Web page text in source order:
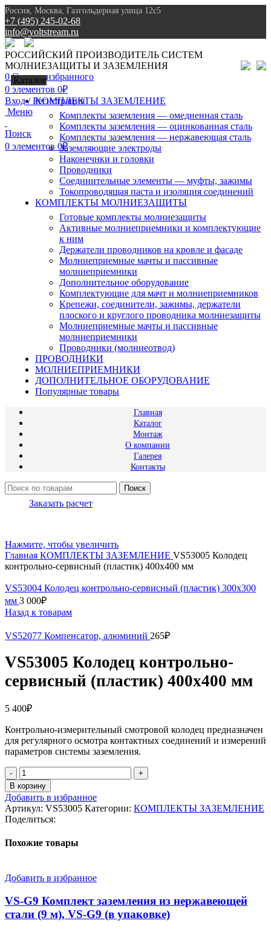
Россия, Москва, Газгольдерная улица 12с5
+7 (495) 245-02-68
info@voltstream.ru
8 (495) 245-02-68
РОССИЙСКИЙ ПРОИЗВОДИТЕЛЬ СИСТЕМ
МОЛНИЕЗАЩИТЫ И ЗАЗЕМЛЕНИЯ
0Список избранного
0 элементов 0₽
Вход / Регистрация
Меню
Поиск
0 элементов 0₽
Каталог
КОМПЛЕКТЫ ЗАЗЕМЛЕНИЕ
Комплекты заземления — омедненная сталь
Комплекты заземления — оцинкованная сталь
Комплекты заземления — нержавеющая сталь
Заземляющие электроды
Наконечнки и головки
Проводники
Соединительные элементы — муфты, зажимы
Токопроводящая паста и изоляция соединений
КОМПЛЕКТЫ МОЛНИЕЗАЩИТЫ
Готовые комплекты молниезащиты
Активные молниеприемники и комплектующие
к ним
Держатели проводников на кровле и фасаде
Молниеприемные мачты и пассивные
молниеприемники
Дополнительное оборудование
Комплектующие для мачт и молниеприемников
Крепежи, соединители, зажимы, держатели
плоского и круглого проводника молниезащиты
Молниеприемные мачты и пассивные
молниеприемники
Проводники (молниеотвод)
ПРОВОДНИКИ
МОЛНИЕПРИЕМНИКИ
ДОПОЛНИТЕЛЬНОЕ ОБОРУДОВАНИЕ
Популярные товары
Главная
Каталог
Монтаж
О компании
Галерея
Контакты
Поиск
Заказать расчет
Нажмите, чтобы увеличить
Главная КОМПЛЕКТЫ ЗАЗЕМЛЕНИЕ VS53005 Колодец
контрольно-сервисный (пластик) 400х400 мм
VS53004 Колодец контрольно-сервисный (пластик) 300х300
мм 3 000₽
Назад к товарам
VS52077 Компенсатор, алюминий 265₽
VS53005 Колодец контрольно-
сервисный (пластик) 400х400 мм
5 400₽
Контрольно-измерительный смотровой колодец предназначен
для регулярного осмотра контактных соединений и измерений
параметров системы заземления.
Количество
товара
VS53005
Колодец
контрольно-
сервисный
400х400
В корзину
Добавить в избранное
Артикул: VS53005 Категории: КОМПЛЕКТЫ ЗАЗЕМЛЕНИЕ
Поделиться:
Похожие товары
Добавить в избранное
VS-G9 Комплект заземления из нержавеющей
стали (9 м), VS-G9 (в упаковке)